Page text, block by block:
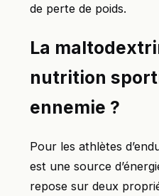
de perte de poids.
La
nutrition
ennemie ?
Pour les athlètes
est une source
repose sur deux